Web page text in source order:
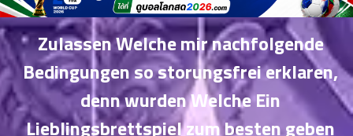
จีน
ญี่ปุ่น
Zulassen Welche mir nachfolgende
Bedingungen so storungsfrei erklaren,
denn wurden Welche Ein
Lieblingsbrettspiel zum besten geben
ม
4
ตอน
ที่
ม
5
ตอน